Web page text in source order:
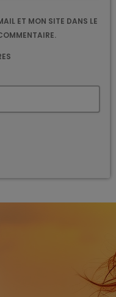
ET MON SITE DANS LE